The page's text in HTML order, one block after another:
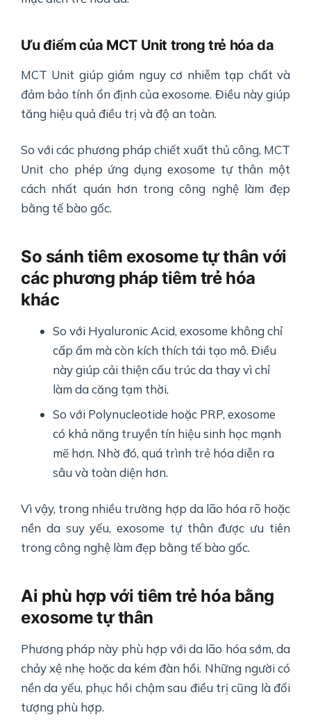
Ưu điểm của MCT Unit trong trẻ hóa da
MCT Unit giúp giảm nguy cơ nhiễm tạp chất và
đảm bảo tính ổn định của exosome. Điều này giúp
tăng hiệu quả điều trị và độ an toàn.
So với các phương pháp chiết xuất thủ công, MCT
Unit cho phép ứng dụng exosome tự thân một
cách nhất quán hơn trong công nghệ làm đẹp
bằng tế bào gốc.
So sánh tiêm exosome tự thân với
các phương pháp tiêm trẻ hóa
khác
So với Hyaluronic Acid, exosome không chỉ
cấp ẩm mà còn kích thích tái tạo mô. Điều
này giúp cải thiện cấu trúc da thay vì chỉ
làm da căng tạm thời.
So với Polynucleotide hoặc PRP, exosome
có khả năng truyền tín hiệu sinh học mạnh
mẽ hơn. Nhờ đó, quá trình trẻ hóa diễn ra
sâu và toàn diện hơn.
Vì vậy, trong nhiều trường hợp da lão hóa rõ hoặc
nền da suy yếu, exosome tự thân được ưu tiên
trong công nghệ làm đẹp bằng tế bào gốc.
Ai phù hợp với tiêm trẻ hóa bằng
exosome tự thân
Phương pháp này phù hợp với da lão hóa sớm, da
chảy xệ nhẹ hoặc da kém đàn hồi. Những người có
nền da yếu, phục hồi chậm sau điều trị cũng là đối
tượng phù hợp.